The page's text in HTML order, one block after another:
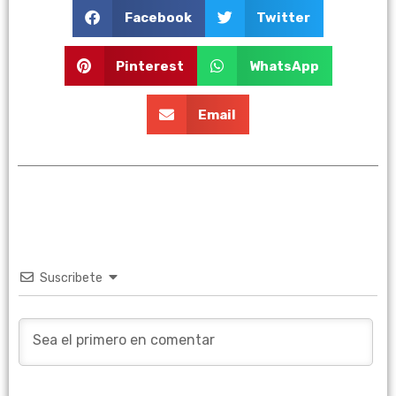
Facebook Twitter
Pinterest WhatsApp
Email
Suscribete